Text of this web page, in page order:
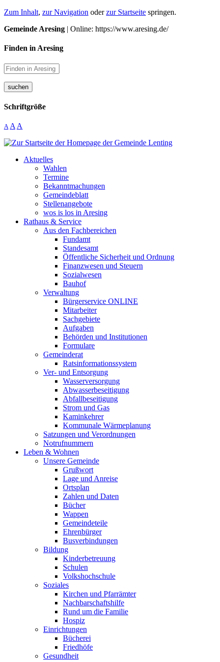
Zum Inhalt, zur Navigation oderzur Startseite springen.
Gemeinde Aresing | Online: https://www.aresing.de/
Finden in Aresing
suchen
Schriftgröße
A A A
Aktuelles
Wahlen
Termine
Bekanntmachungen
Gemeindeblatt
Stellenangebote
wos is los in Aresing
Rathaus & Service
Aus den Fachbereichen
Fundamt
Standesamt
Öffentliche Sicherheit und Ordnung
Finanzwesen und Steuern
Sozialwesen
Bauhof
Verwaltung
Bürgerservice ONLINE
Mitarbeiter
Sachgebiete
Aufgaben
Behörden und Institutionen
Formulare
Gemeinderat
Ratsinformationssystem
Ver- und Entsorgung
Wasserversorgung
Abwasserbeseitigung
Abfallbeseitigung
Strom und Gas
Kaminkehrer
Kommunale Wärmeplanung
Satzungen und Verordnungen
Notrufnummern
Leben & Wohnen
Unsere Gemeinde
Grußwort
Lage und Anreise
Ortsplan
Zahlen und Daten
Bücher
Wappen
Gemeindeteile
Ehrenbürger
Busverbindungen
Bildung
Kinderbetreuung
Schulen
Volkshochschule
Soziales
Kirchen und Pfarrämter
Nachbarschaftshilfe
Rund um die Familie
Hospiz
Einrichtungen
Bücherei
Friedhöfe
Gesundheit